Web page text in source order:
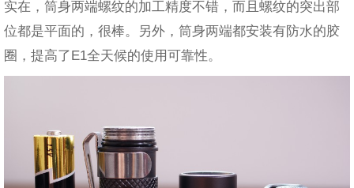
实在，筒身两端螺纹的加工精度不错，而且螺纹的突出部
位都是平面的，很棒。另外，筒身两端都安装有防水的胶
圈，提高了E1全天候的使用可靠性。